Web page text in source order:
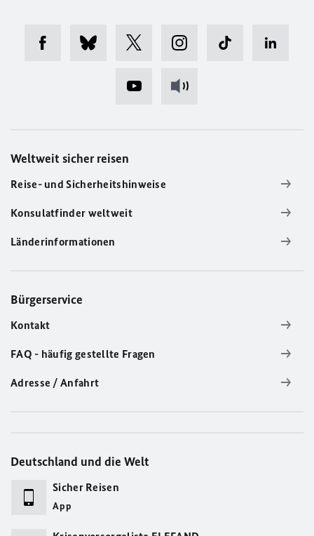
Weltweit sicher reisen
Reise- und Sicherheitshinweise
Konsulatfinder weltweit
Länderinformationen
Bürgerservice
Kontakt
FAQ - häufig gestellte Fragen
Adresse / Anfahrt
Deutschland und die Welt
Sicher Reisen
App